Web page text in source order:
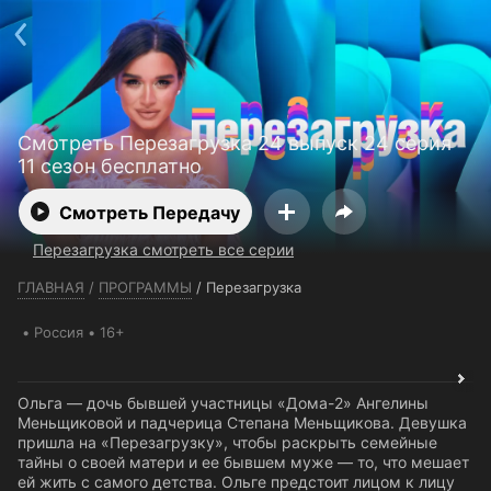
Смотреть Перезагрузка 24 выпуск 24 серия
11 сезон бесплатно
Смотреть Передачу
Перезагрузка смотреть все серии
ГЛАВНАЯ / ПРОГРАММЫ / Перезагрузка
Россия 16+
Ольга — дочь бывшей участницы «Дома-2» Ангелины
Меньщиковой и падчерица Степана Меньщикова. Девушка
пришла на «Перезагрузку», чтобы раскрыть семейные
тайны о своей матери и ее бывшем муже — то, что мешает
ей жить с самого детства. Ольге предстоит лицом к лицу
Телефон поддержки: +7 (727) 323 10 92
Пользовательское соглашение
Политика конфиденциальности
Открыть приложение
Ввести промокод